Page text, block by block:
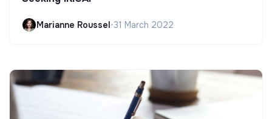
Marianne Roussel•31 March 2022